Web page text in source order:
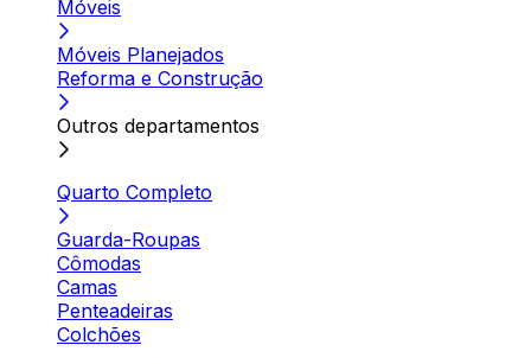
Móveis
Móveis Planejados
Reforma e Construção
Outros departamentos
Quarto Completo
Guarda-Roupas
Cômodas
Camas
Penteadeiras
Colchões